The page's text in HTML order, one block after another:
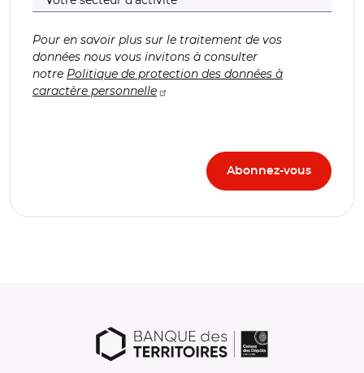
Pour en savoir plus sur le traitement de vos
données nous vous invitons à consulter
notre Politique de protection des données à
caractère personnelle